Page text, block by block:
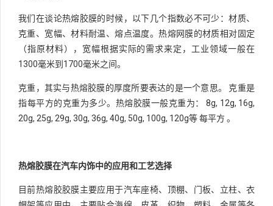
我们在谈论热熔胶膜的时候，以下几个指数必不可少：材质、
克重、宽幅、材料耐温、熔点温度。热熔网膜的材质相对固定
（指原材料），宽幅根据实际的需求来定，工业领域一般在
1300毫米到1700毫米之间。
克重，其实与热熔胶膜的厚度所要表达的是一个意思。 克重是
指每平方的克重为多少。热熔胶膜一般克重为： 8g, 12g, 16g,
20g, 25g, 29g, 30g, 36g, 40g, 50g, 100g, 120g等 每平方 。
热熔胶膜在汽车内饰中的应用和工艺选择
目前热熔胶胶膜主要应用于汽车座椅、顶棚、门板、立柱、衣